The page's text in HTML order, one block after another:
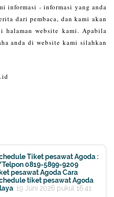
informasi - informasi yang anda
dari pembaca, dan kami akan
halaman website kami. Apabila
anda di website kami silahkan
Tiket pesawat Agoda :
0819-5899-9209
pesawat Agoda Cara
tiket pesawat Agoda
19 Juni 2026 pukul 16.41